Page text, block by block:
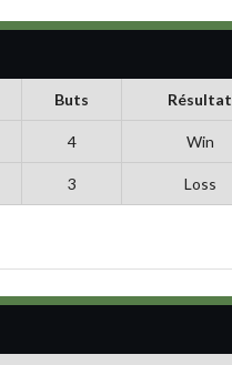
Buts Résultat
4 Win
3 Loss